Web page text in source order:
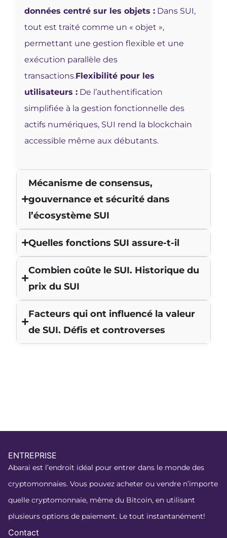
données centré sur les objets : Dans SUI,
tout est traité comme un « objet »,
permettant une gestion flexible et une
exécution parallèle des
transactions.Flexibilité pour les
utilisateurs : De l’authentification
simplifiée à la gestion fonctionnelle des
actifs numériques, SUI rend la blockchain
accessible même aux débutants.
Mécanisme de consensus,
gouvernance et sécurité dans
l’écosystème SUI
Quelles fonctions SUI assure-t-il
Combien coûte le SUI. Historique du
prix du SUI
Facteurs qui ont influencé la valeur
de SUI. Défis et controverses
ENTREPRISE
Abarai est l’endroit idéal pour entrer dans le monde des
cryptomonnaies. Vous pouvez acheter ou vendre n’importe
quelle cryptomonnaie, même du Bitcoin, en utilisant
plusieurs options de paiement. Le tout instantanément!
Contact